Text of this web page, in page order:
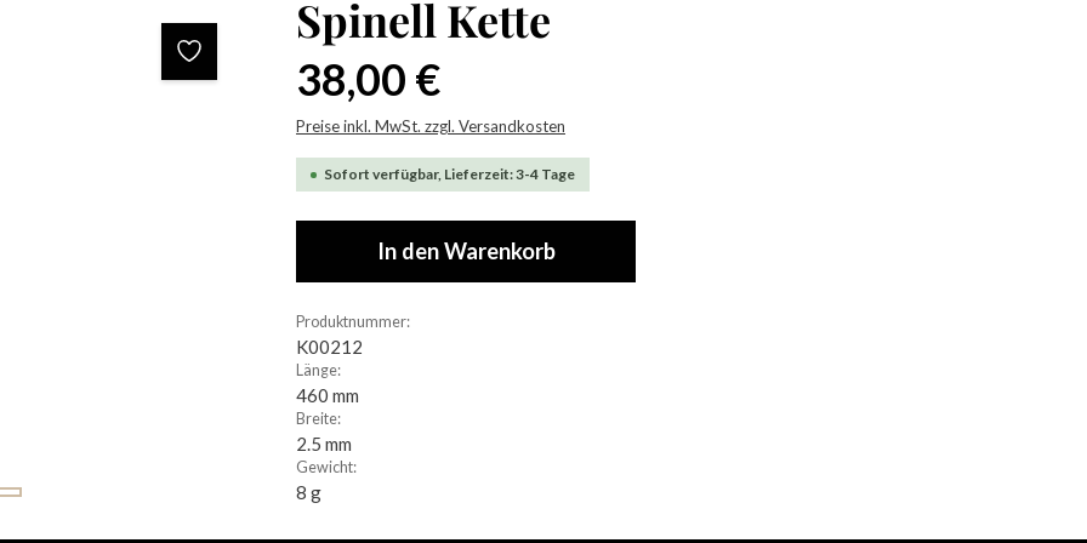
Spinell Kette
38,00 €
Preise inkl. MwSt. zzgl. Versandkosten
Sofort verfügbar, Lieferzeit: 3-4 Tage
In den Warenkorb
Produktnummer:
K00212
Länge:
460 mm
Breite:
2.5 mm
Gewicht:
8 g